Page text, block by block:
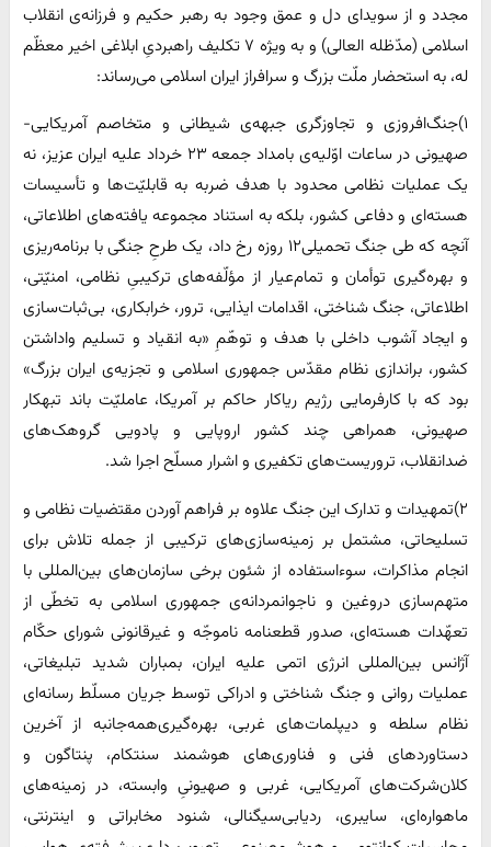
مجدد و از سویدای دل و عمق وجود به رهبر حکیم و فرزانه‌ی انقلاب
اسلامی (مدّظله العالی) و به‌ ویژه ۷ تکلیف راهبردیِ ابلاغی اخیر معظّم
له، به استحضار ملّت بزرگ و سرافراز ایران اسلامی می‌رساند:
۱)جنگ‌افروزی و تجاوزگری جبهه‌ی شیطانی و متخاصم آمریکایی-
صهیونی در ساعات اوّلیه‌ی بامداد جمعه ۲۳ خرداد علیه ایران عزیز، نه
یک عملیات نظامی محدود با هدف ضربه به قابلیّت‌ها و تأسیسات
هسته‌ای و دفاعی کشور، بلکه به استناد مجموعه یافته‌های اطلاعاتی،
آنچه که طی جنگ تحمیلی۱۲ روزه رخ داد، یک طرحِ جنگی با برنامه‌ریزی
و بهره‌گیری توأمان و تمام‌عیار از مؤلّفه‌های ترکیبیِ نظامی، امنیّتی،
اطلاعاتی، جنگ شناختی، اقدامات ایذایی، ترور، خرابکاری، بی‌ثبات‌سازی
و ایجاد آشوب داخلی با هدف و توهّمِ «به انقیاد و تسلیم واداشتن
کشور، براندازی نظام مقدّس جمهوری اسلامی و تجزیه‌ی ایران بزرگ»
بود که با کارفرمایی رژیم ریاکار حاکم بر آمریکا، عاملیّت باند تبهکار
صهیونی، همراهی چند کشور اروپایی و پادویی گروهک‌های
ضدانقلاب، تروریست‌های تکفیری و اشرار مسلّح اجرا شد.
۲)تمهیدات و تدارک این جنگ علاوه بر فراهم آوردن مقتضیات نظامی و
تسلیحاتی، مشتمل بر زمینه‌سازی‌های ترکیبی از جمله تلاش برای
انجام مذاکرات، سوءاستفاده از شئون برخی سازمان‌های بین‌المللی با
متهم‌سازی دروغین و ناجوانمردانه‌ی جمهوری اسلامی به تخطّی از
تعهّدات هسته‌ای، صدور قطعنامه ناموجّه و غیرقانونی شورای حکّام
آژانس بین‌المللی انرژی اتمی علیه ایران، بمباران شدید تبلیغاتی،
عملیات روانی و جنگ شناختی و ادراکی توسط جریان مسلّط رسانه‌ای
نظام سلطه و دیپلمات‌های غربی، بهره‌گیری‌همه‌جانبه از آخرین
دستاوردهای فنی و فناوری‌های هوشمند سنتکام، پنتاگون و
کلان‌شرکت‌های آمریکایی، غربی و صهیونیِ وابسته، در زمینه‌های
ماهواره‌ای، سایبری، ردیابی‌سیگنالی، شنود مخابراتی و اینترنتی،